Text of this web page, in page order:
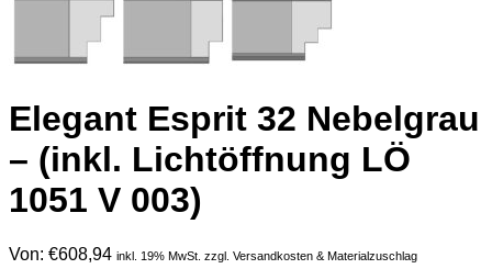
Elegant Esprit 32 Nebelgrau
– (inkl. Lichtöffnung LÖ
1051 V 003)
Von: €608,94 inkl. 19% MwSt. zzgl. Versandkosten & Materialzuschlag